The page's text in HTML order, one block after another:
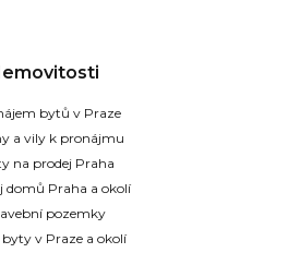
bytů v Praze
a vily k pronájmu
na prodej Praha
domů Praha a okolí
pozemky
byty v Praze a okolí